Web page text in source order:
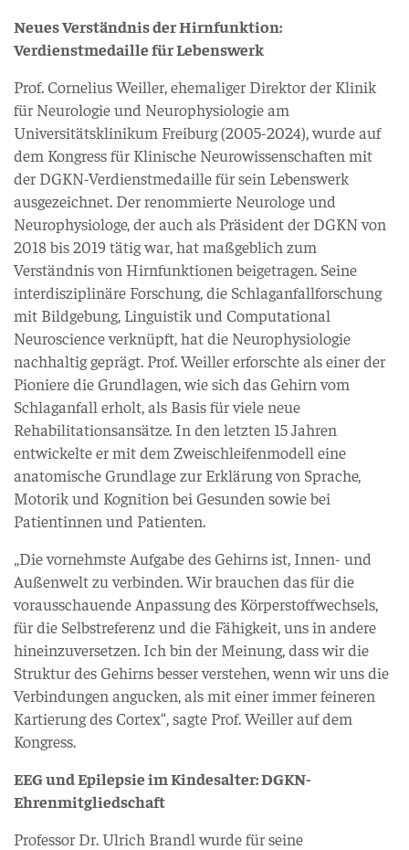
Neues Verständnis der Hirnfunktion:
Verdienstmedaille für Lebenswerk
Prof. Cornelius Weiller, ehemaliger Direktor der Klinik
für Neurologie und Neurophysiologie am
Universitätsklinikum Freiburg (2005-2024), wurde auf
dem Kongress für Klinische Neurowissenschaften mit
der DGKN-Verdienstmedaille für sein Lebenswerk
ausgezeichnet. Der renommierte Neurologe und
Neurophysiologe, der auch als Präsident der DGKN von
2018 bis 2019 tätig war, hat maßgeblich zum
Verständnis von Hirnfunktionen beigetragen. Seine
interdisziplinäre Forschung, die Schlaganfallforschung
mit Bildgebung, Linguistik und Computational
Neuroscience verknüpft, hat die Neurophysiologie
nachhaltig geprägt. Prof. Weiller erforschte als einer der
Pioniere die Grundlagen, wie sich das Gehirn vom
Schlaganfall erholt, als Basis für viele neue
Rehabilitationsansätze. In den letzten 15 Jahren
entwickelte er mit dem Zweischleifenmodell eine
anatomische Grundlage zur Erklärung von Sprache,
Motorik und Kognition bei Gesunden sowie bei
Patientinnen und Patienten.
„Die vornehmste Aufgabe des Gehirns ist, Innen- und
Außenwelt zu verbinden. Wir brauchen das für die
vorausschauende Anpassung des Körperstoffwechsels,
für die Selbstreferenz und die Fähigkeit, uns in andere
hineinzuversetzen. Ich bin der Meinung, dass wir die
Struktur des Gehirns besser verstehen, wenn wir uns die
Verbindungen angucken, als mit einer immer feineren
Kartierung des Cortex“, sagte Prof. Weiller auf dem
Kongress.
EEG und Epilepsie im Kindesalter: DGKN-
Ehrenmitgliedschaft
Professor Dr. Ulrich Brandl wurde für seine